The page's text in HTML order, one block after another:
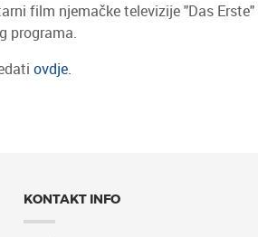
film njemačke televizije "Das
programa.
ovdje.
KONTAKT INFO